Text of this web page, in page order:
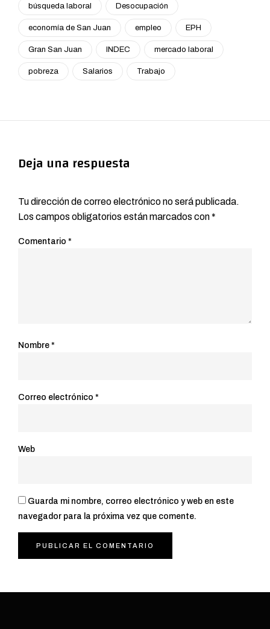
búsqueda laboral Desocupación
economía de San Juan empleo EPH
Gran San Juan INDEC mercado laboral
pobreza Salarios Trabajo
Deja una respuesta
Tu dirección de correo electrónico no será publicada.
Los campos obligatorios están marcados con*
Comentario *
Nombre *
Correo electrónico *
Web
Guarda mi nombre, correo electrónico y web en este
navegador para la próxima vez que comente.